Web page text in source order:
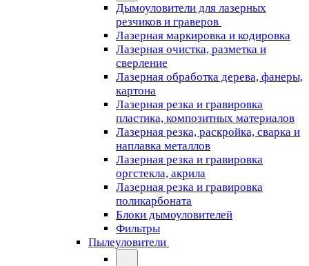
Дымоуловители для лазерных
резчиков и граверов
Лазерная маркировка и кодировка
Лазерная очистка, разметка и
сверление
Лазерная обработка дерева, фанеры,
картона
Лазерная резка и гравировка
пластика, композитных материалов
Лазерная резка, раскройка, сварка и
наплавка металлов
Лазерная резка и гравировка
оргстекла, акрила
Лазерная резка и гравировка
поликарбоната
Блоки дымоуловителей
Фильтры
Пылеуловители